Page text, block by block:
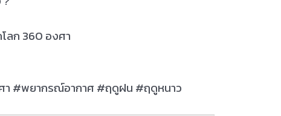
ลก 360 องศา
#พยากรณ์อากาศ #ฤดูฝน #ฤดูหนาว